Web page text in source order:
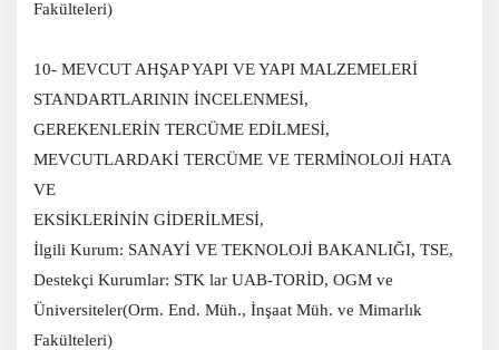
Fakülteleri)
10- MEVCUT AHŞAP YAPI VE YAPI MALZEMELERİ
STANDARTLARININ İNCELENMESİ,
GEREKENLERİN TERCÜME EDİLMESİ,
MEVCUTLARDAKİ TERCÜME VE TERMİNOLOJİ HATA
VE
EKSİKLERİNİN GİDERİLMESİ,
İlgili Kurum: SANAYİ VE TEKNOLOJİ BAKANLIĞI, TSE,
Destekçi Kurumlar: STK lar UAB-TORİD, OGM ve
Üniversiteler(Orm. End. Müh., İnşaat Müh. ve Mimarlık
Fakülteleri)